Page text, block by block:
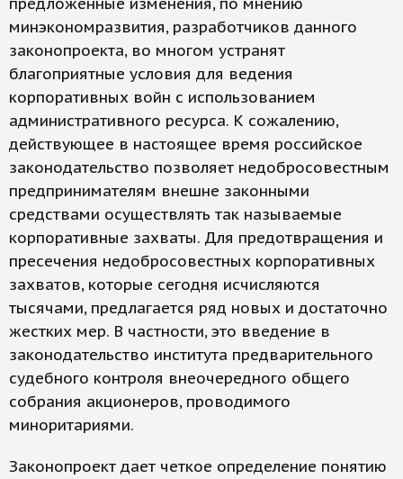
минэкономразвития, разработчиков данного
законопроекта, во многом устранят
благоприятные условия для ведения
корпоративных войн с использованием
административного ресурса. К сожалению,
действующее в настоящее время российское
законодательство позволяет недобросовестным
предпринимателям внешне законными
средствами осуществлять так называемые
корпоративные захваты. Для предотвращения и
пресечения недобросовестных корпоративных
захватов, которые сегодня исчисляются
тысячами, предлагается ряд новых и достаточно
жестких мер. В частности, это введение в
законодательство института предварительного
судебного контроля внеочередного общего
собрания акционеров, проводимого
миноритариями.
Законопроект дает четкое определение понятию